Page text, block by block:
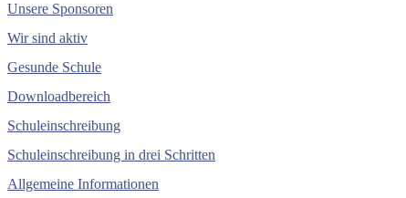
Unsere Sponsoren
Wir sind aktiv
Gesunde Schule
Downloadbereich
Schuleinschreibung
Schuleinschreibung in drei Schritten
Allgemeine Informationen